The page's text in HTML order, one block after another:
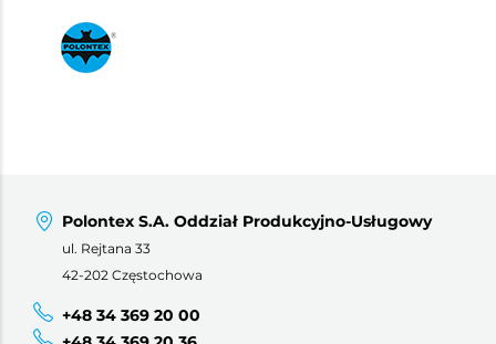
Polontex S.A. Oddział Produkcyjno-Usługowy
ul. Rejtana 33
42-202 Częstochowa
+48 34 369 20 00